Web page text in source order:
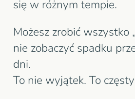
się w różnym tempie.
Możesz zrobić wszystko
nie zobaczyć spadku
dni.
To nie wyjątek. To